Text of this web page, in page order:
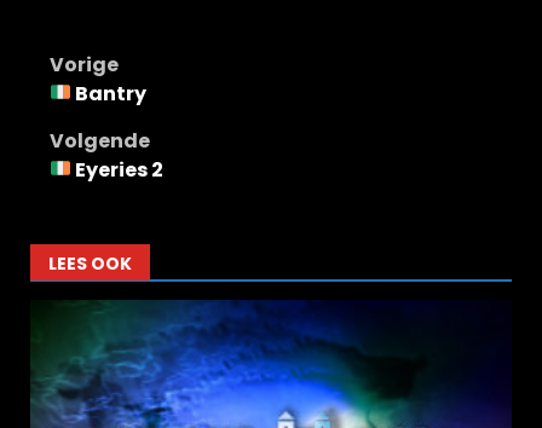
Bericht
navigatie
Vorige
Bantry
Volgende
Eyeries 2
LEES OOK